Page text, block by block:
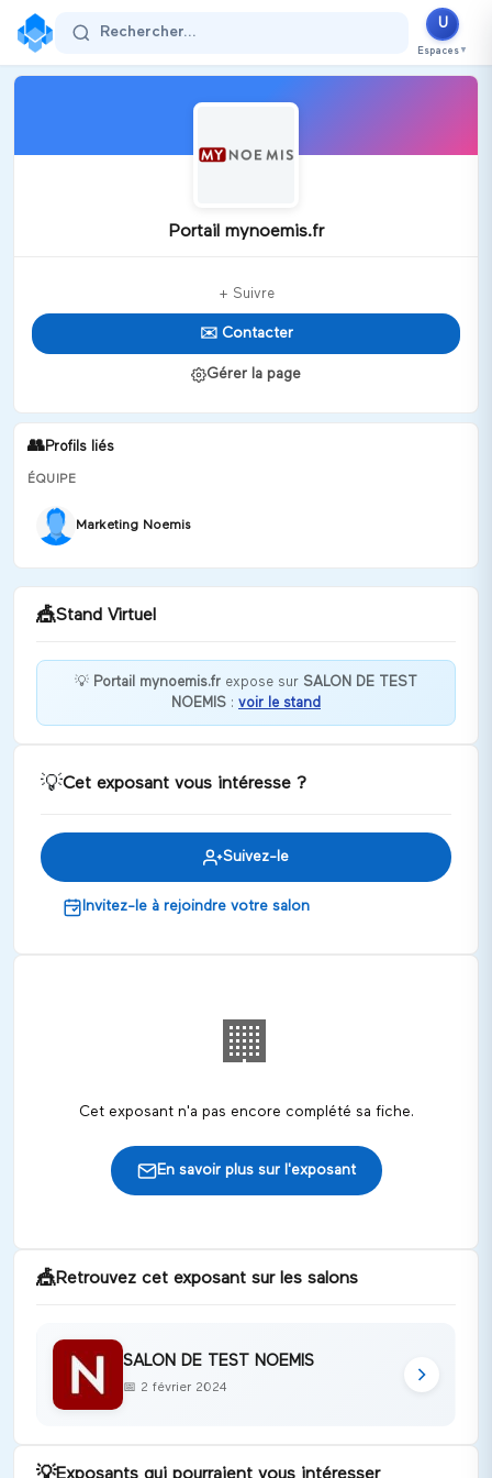
Rechercher...
U
Espaces ▼
Portail mynoemis.fr
+ Suivre
✉️ Contacter
Gérer la page
👥Profils liés
ÉQUIPE
Marketing Noemis
🎪Stand Virtuel
Bonjour, en quoi puis-je vous aider
💡 Portail mynoemis.fr expose sur SALON DE TEST
NOEMIS : voir le stand
💡Cet exposant vous intéresse ?
Suivez-le
Invitez-le à rejoindre votre salon
🏢
Cet exposant n'a pas encore complété sa fiche.
En savoir plus sur l'exposant
🎪Retrouvez cet exposant sur les salons
SALON DE TEST NOEMIS
📅 2 février 2024